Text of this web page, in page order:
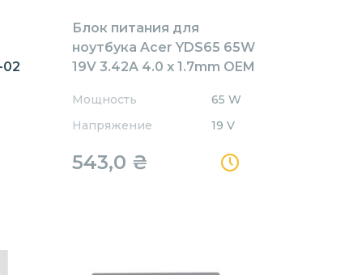
02
Блок питания для
ноутбука Acer YDS65 65W
19V 3.42A 4.0 x 1.7mm OEM
Мощность
65 W
Напряжение
19 V
543,0 ₴